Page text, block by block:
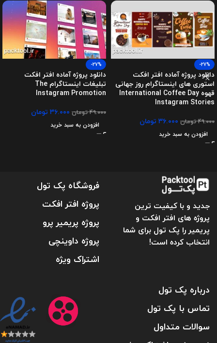
-27%
دانلود پروژه آماده افتر افکت
استوری های اینستاگرام روز جهانی
قهوه International Coffee Day
Instagram Stories
۴۹.۰۰۰تومان ۳۶.۰۰۰ تومان
افزودن به سبد خرید
-27%
دانلود پروژه آماده افتر افکت
تبلیغات اینستاگرام The
Instagram Promotion
۴۹.۰۰۰تومان ۳۶.۰۰۰ تومان
افزودن به سبد خرید
جدید و با کیفیت ترین
پروژه های افتر افکت و
پریمیر را پک تول برای شما
انتخاب کرده است!
فروشگاه پک تول
پروژه افتر افکت
پروژه پریمیر پرو
پروژه داوینچی
اشتراک ویژه
درباره پک تول
تماس با پک تول
سوالات متداول